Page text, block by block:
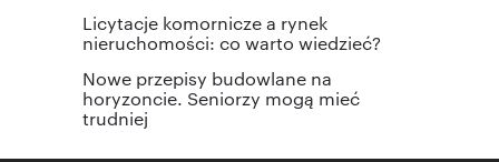
Licytacje komornicze a rynek
nieruchomości: co warto wiedzieć?
Nowe przepisy budowlane na
horyzoncie. Seniorzy mogą mieć
trudniej